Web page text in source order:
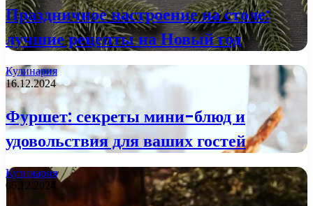
Праздничное настроение на столе:
лучшие рецепты на Новый год
Кулинария
16.12.2024
Фуршет: секреты мини-блюд и
удовольствия для ваших гостей
Кулинария
05.12.2024